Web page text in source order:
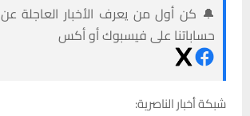
🔔 كن أول من يعرف الأخبار العاجلة عن
حساباتنا على فيسبوك أو أكس
شبكة أخبار الناصرية: